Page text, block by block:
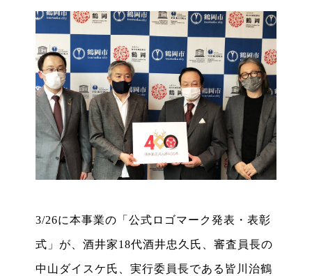
3/26に本事業の「公式ロゴマーク発表・表彰
式」が、酒井家18代酒井忠久氏、審査員長の
中山ダイスケ氏、実行委員長である皆川治鶴